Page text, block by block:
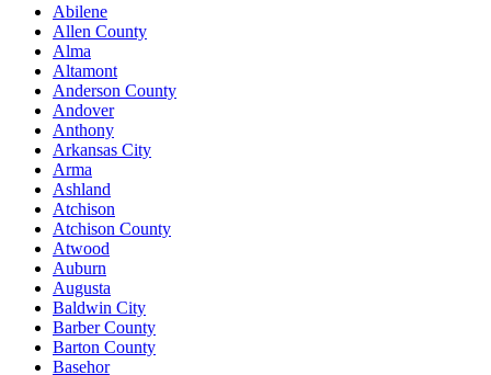
Abilene
Allen County
Alma
Altamont
Anderson County
Andover
Anthony
Arkansas City
Arma
Ashland
Atchison
Atchison County
Atwood
Auburn
Augusta
Baldwin City
Barber County
Barton County
Basehor